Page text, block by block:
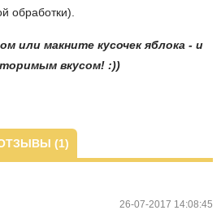
обработки).
или макните кусочек яблока - и
вкусом! :))
(1)
26-07-2017 14:08:45